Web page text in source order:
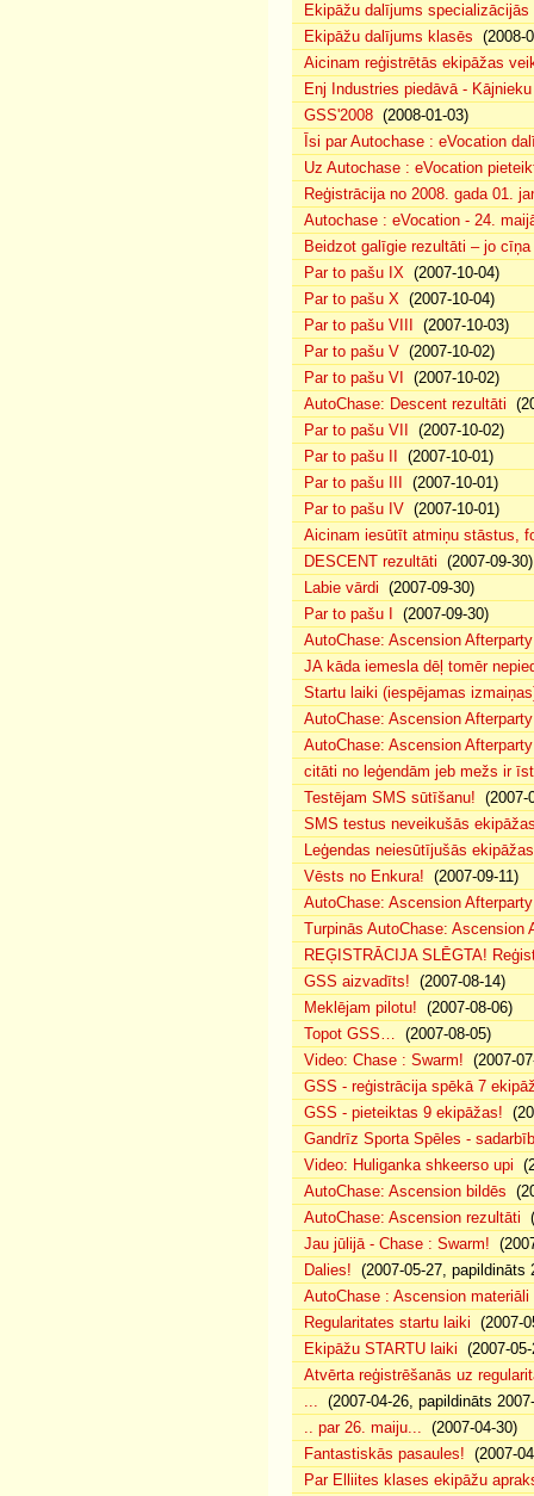
Ekipāžu dalījums specializācijās
Ekipāžu dalījums klasēs (2008-
Aicinam reģistrētās ekipāžas
Enj Industries piedāvā -
GSS'2008 (2008-01-03)
Īsi par Autochase : eVocation
Uz Autochase : eVocation
Reģistrācija no 2008. gada 01.
Autochase : eVocation - 24.
Beidzot galīgie rezultāti – jo
Par to pašu IX (2007-10-04)
Par to pašu X (2007-10-04)
Par to pašu VIII
(2007-10-03)
Par to pašu V (2007-10-02)
Par to pašu VI
(2007-10-02)
AutoChase: Descent rezultāti
Par to pašu VII
(2007-10-02)
Par to pašu II
(2007-10-01)
Par to pašu III
(2007-10-01)
Par to pašu IV (2007-10-01)
Aicinam iesūtīt atmiņu stāstus,
DESCENT rezultāti (2007-09-30)
Labie vārdi (2007-09-30)
Par to pašu I
(2007-09-30)
AutoChase: Ascension
JA kāda iemesla dēļ tomēr
Startu laiki (iespējamas
AutoChase: Ascension
AutoChase: Ascension
citāti no leģendām jeb mežs ir
Testējam SMS sūtīšanu! (2007-
SMS testus neveikušās
Leģendas neiesūtījušās ekipāžas
Vēsts no Enkura! (2007-09-11)
AutoChase: Ascension
Turpinās AutoChase: Ascension
REĢISTRĀCIJA SLĒGTA!
GSS aizvadīts! (2007-08-14)
Meklējam pilotu! (2007-08-06)
Topot GSS… (2007-08-05)
Video: Chase : Swarm! (2007-
GSS - reģistrācija spēkā 7
GSS - pieteiktas 9 ekipāžas!
Gandrīz Sporta Spēles -
Video: Huliganka shkeerso upi
AutoChase: Ascension bildēs
AutoChase: Ascension rezultāti
Jau jūlijā - Chase : Swarm!
Dalies! (2007-05-27, papildināts
AutoChase : Ascension materiāli
Regularitates startu laiki (2007-
Ekipāžu STARTU laiki (2007-
Atvērta reģistrēšanās uz
... (2007-04-26, papildināts
.. par 26. maiju... (2007-04-30)
Fantastiskās pasaules! (2007-
Par Elliites klases ekipāžu